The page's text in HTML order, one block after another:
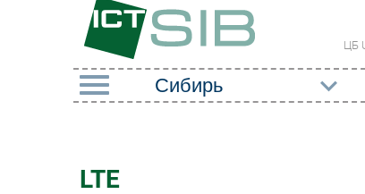
ЦБ
Импорто­замещение
LTE